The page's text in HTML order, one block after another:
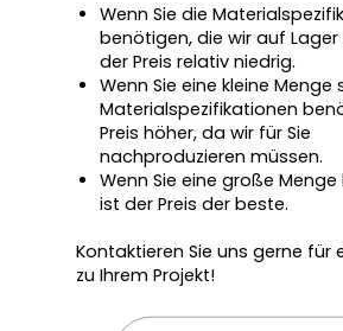
Wenn Sie die
benötigen, die wir auf
der Preis relativ niedrig.
Wenn Sie eine kleine Menge
Materialspezifikationen
Preis höher, da wir für Sie
nachproduzieren müssen.
Wenn Sie eine große
ist der Preis der beste.
Kontaktieren Sie uns gerne für
zu Ihrem Projekt!